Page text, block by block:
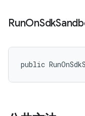
RunOnSdk
public